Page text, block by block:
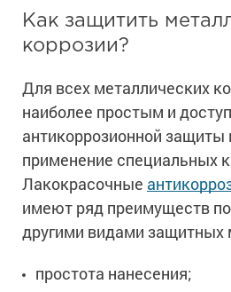
Растворители и разбавители для
Сопутствующие товары
Сопутствующие товары
Пищевая промышленность
Сопутствующие товары
Жидкая теплоизоляция
Для фасада
Сопутствующие товары
Экологичные материалы
Для бетонных полов
Для металла
Для фасада
Для дерева
Для интерьеров
Антистатические покрытия
Для бетона
Сопутствующие товары
Промышленные покрытия
Промышленные полы
Ремонт промышленных полов
Холодное цинкование
Сопутствующие товары
Как защитить
коррозии?
Для всех металлических
наиболее простым и
антикоррозионной защиты
применение специальных
Лакокрасочные
имеют ряд преимуществ
другими видами защитных
простота нанесения;